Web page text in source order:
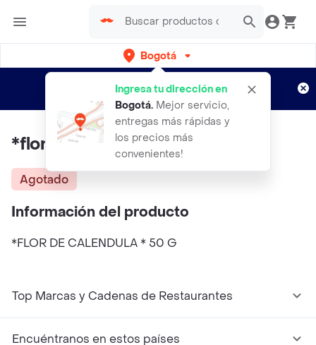
Bogotá
Ingresa tu dirección en
Bogotá. Mejor servicio,
entregas más rápidas y
los precios más
convenientes!
envíos gratis por semanas
Aplican TyC
*flor De Calendula * 50 G
Agotado
Información del producto
*FLOR DE CALENDULA * 50 G
Top Marcas y Cadenas de Restaurantes
Encuéntranos en estos países